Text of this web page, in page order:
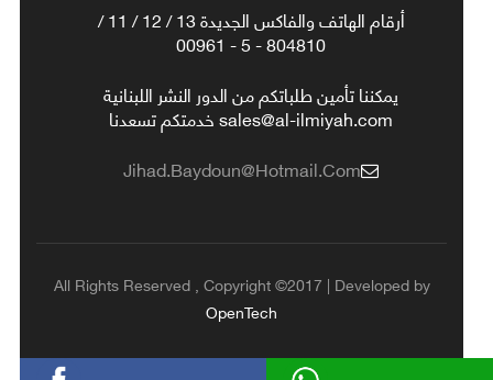
أرقام الهاتف والفاكس الجديدة 13 / 12 / 11 /
804810 - 5 - 00961
يمكننا تأمين طلباتكم من الدور النشر اللبنانية
sales@al-ilmiyah.com خدمتكم تسعدنا
Jihad.baydoun@hotmail.com
All Rights Reserved , Copyright ©2017 | Developed by
OpenTech